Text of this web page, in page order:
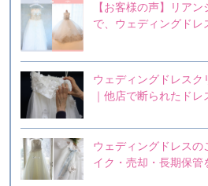
【お客様の声】リア
で、ウェディングドレ
ウェディングドレス
｜他店で断られたド
ウェディングドレスの
イク・売却・長期保管